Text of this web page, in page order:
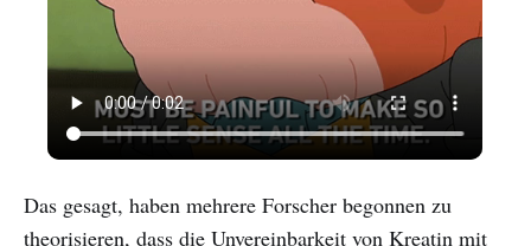
Das gesagt, haben mehrere Forscher begonnen zu
theorisieren, dass die Unvereinbarkeit von Kreatin mit